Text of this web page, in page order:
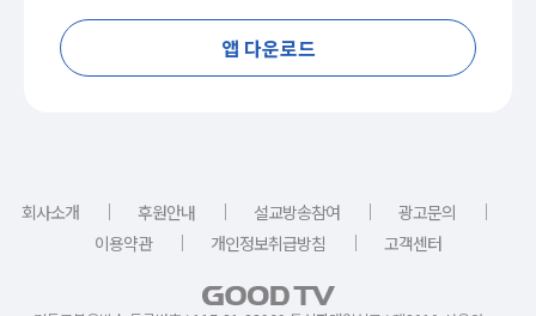
앱 다운로드
회사소개 ｜ 후원안내 ｜ 설교방송참여 ｜ 광고문의
｜
이용약관
｜ 개인정보취급방침 ｜ 고객센터